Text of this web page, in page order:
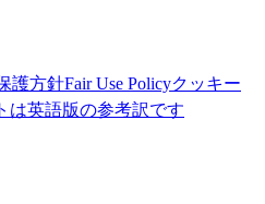
護方針Fair Use Policyクッキー
は英語版の参考訳です